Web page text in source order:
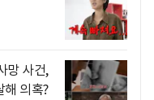
망 사건,
의혹?